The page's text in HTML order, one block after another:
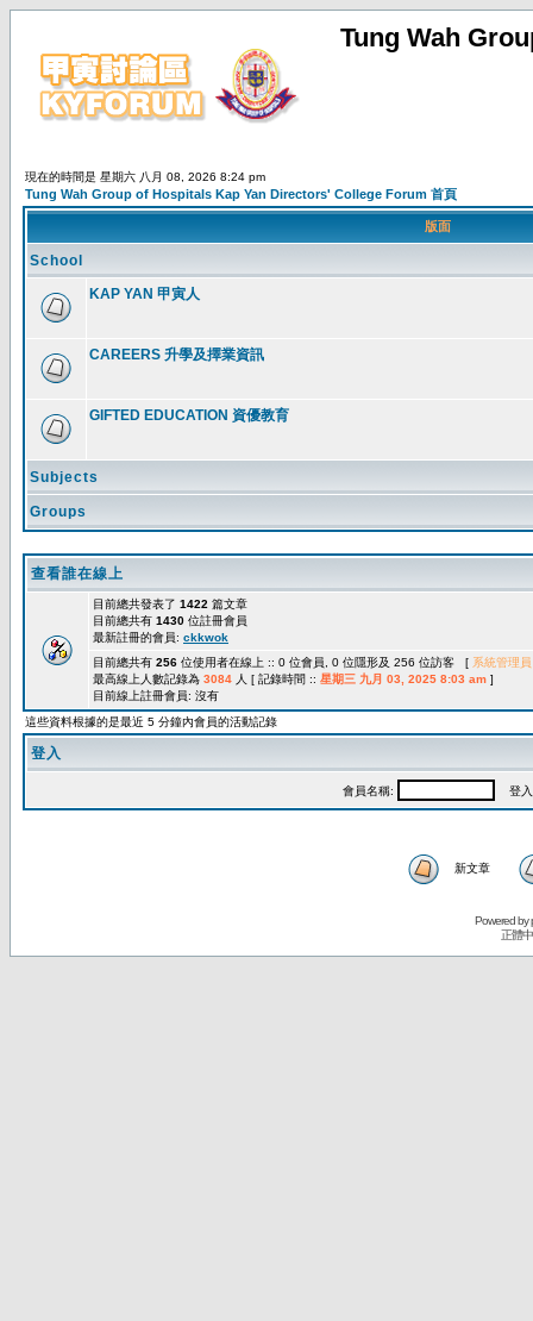
Tung Wah
現在的時間是 星期六 八月 08, 2026 8:24 pm
Tung Wah Group of Hospitals Kap Yan Directors' College Forum 首頁
版面
School
KAP YAN 甲寅人
CAREERS 升學及擇業資訊
GIFTED EDUCATION 資優教育
Subjects
Groups
查看誰在線上
目前總共發表了 1422 篇文章
目前總共有 1430 位註冊會員
最新註冊的會員: ckkwok
目前總共有 256 位使用者在線上 :: 0 位會員, 0 位隱形及 256 位訪客 [ 系統管理員
最高線上人數記錄為 3084 人 [ 記錄時間 :: 星期三 九月 03, 2025 8:03 am ]
目前線上註冊會員: 沒有
這些資料根據的是最近 5 分鐘內會員的活動記錄
登入
會員名稱: 登入
新文章
Powered by
正體